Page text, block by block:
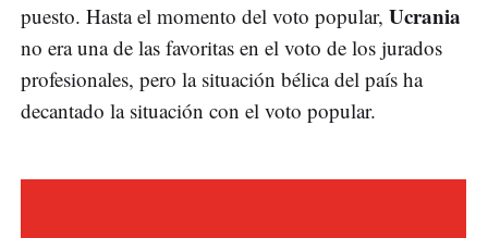
puesto. Hasta el momento del voto popular, Ucrania
no era una de las favoritas en el voto de los jurados
profesionales, pero la situación bélica del país ha
decantado la situación con el voto popular.